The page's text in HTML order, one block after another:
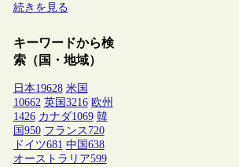
続きを見る
キーワードから検
索（国・地域）
日本19628 米国
10662 英国 3216 欧州
1426 カナダ1069 韓
国 950 フランス 720
ドイツ681 中国 638
オーストラリア599